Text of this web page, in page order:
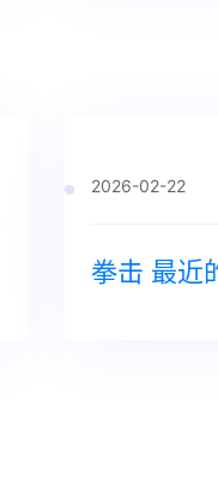
2026-02-22
拳击 最近